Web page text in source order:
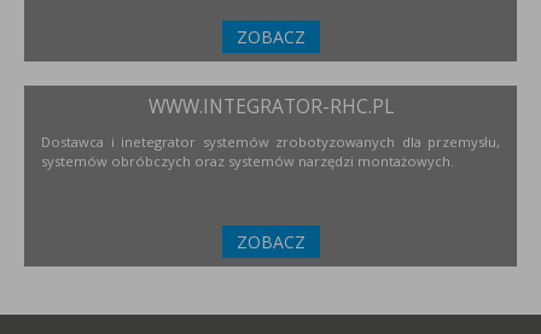
ZOBACZ
WWW.INTEGRATOR-RHC.PL
Dostawca i inetegrator systemów zrobotyzowanych dla przemysłu,
systemów obróbczych oraz systemów narzędzi montażowych.
ZOBACZ